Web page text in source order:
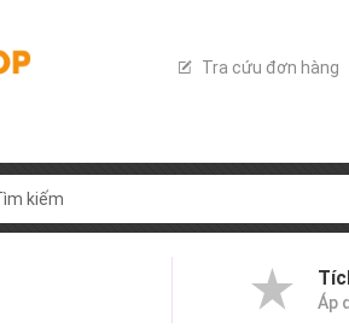
Tra cứu đơn hàng
Áp